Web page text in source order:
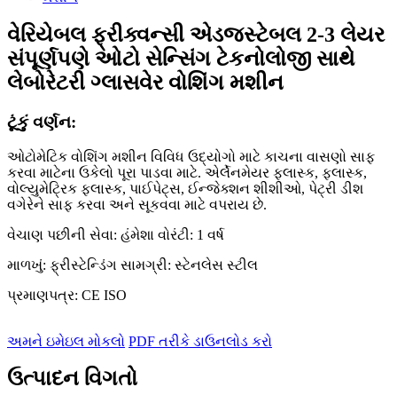
વેરિયેબલ ફ્રીક્વન્સી એડજસ્ટેબલ 2-3 લેયર
સંપૂર્ણપણે ઓટો સેન્સિંગ ટેકનોલોજી સાથે
લેબોરેટરી ગ્લાસવેર વોશિંગ મશીન
ટૂંકું વર્ણન:
ઓટોમેટિક વોશિંગ મશીન વિવિધ ઉદ્યોગો માટે કાચના વાસણો સાફ
કરવા માટેના ઉકેલો પૂરા પાડવા માટે. એર્લેનમેયર ફ્લાસ્ક, ફ્લાસ્ક,
વોલ્યુમેટ્રિક ફ્લાસ્ક, પાઈપેટ્સ, ઈન્જેક્શન શીશીઓ, પેટ્રી ડીશ
વગેરેને સાફ કરવા અને સૂકવવા માટે વપરાય છે.
વેચાણ પછીની સેવા: હંમેશા વોરંટી: 1 વર્ષ
માળખું: ફ્રીસ્ટેન્ડિંગ સામગ્રી: સ્ટેનલેસ સ્ટીલ
પ્રમાણપત્ર: CE ISO
અમને ઇમેઇલ મોકલો PDF તરીકે ડાઉનલોડ કરો
ઉત્પાદન વિગતો